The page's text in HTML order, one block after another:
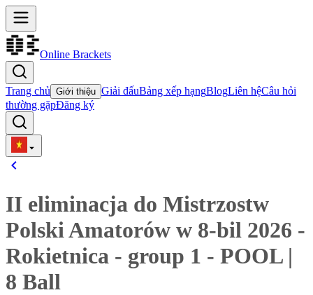
Online Brackets
Trang chủ Giới thiệu Giải đấuBảng xếp hạngBlogLiên hệCâu hỏi
thường gặpĐăng ký
II eliminacja do Mistrzostw
Polski Amatorów w 8-bil 2026 -
Rokietnica - group 1 - POOL|
8 Ball